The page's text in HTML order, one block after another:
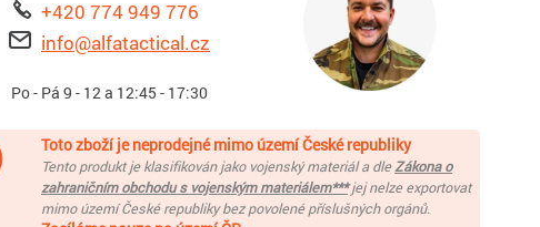
+420 774 949 776
info@alfatactical.cz
Po - Pá 9 - 12 a 12:45 - 17:30
Toto zboží je neprodejné mimo území České republiky
Tento produkt je klasifikován jako vojenský materiál a dleZákona o
zahraničním obchodu s vojenským materiálem***jej nelze exportovat
mimo území České republiky bez povolené příslušných orgánů.